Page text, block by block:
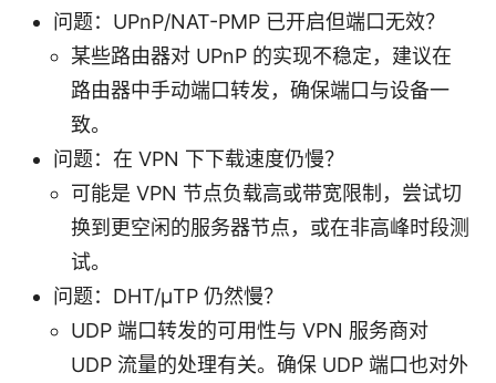
问题：UPnP/NAT-PMP 已开启但端口无效？
某些路由器对 UPnP 的实现不稳定，建议在
路由器中手动端口转发，确保端口与设备一
致。
问题：在 VPN 下下载速度仍慢？
可能是 VPN 节点负载高或带宽限制，尝试切
换到更空闲的服务器节点，或在非高峰时段测
试。
问题：DHT/μTP 仍然慢？
UDP 端口转发的可用性与 VPN 服务商对
UDP 流量的处理有关。确保 UDP 端口也对外